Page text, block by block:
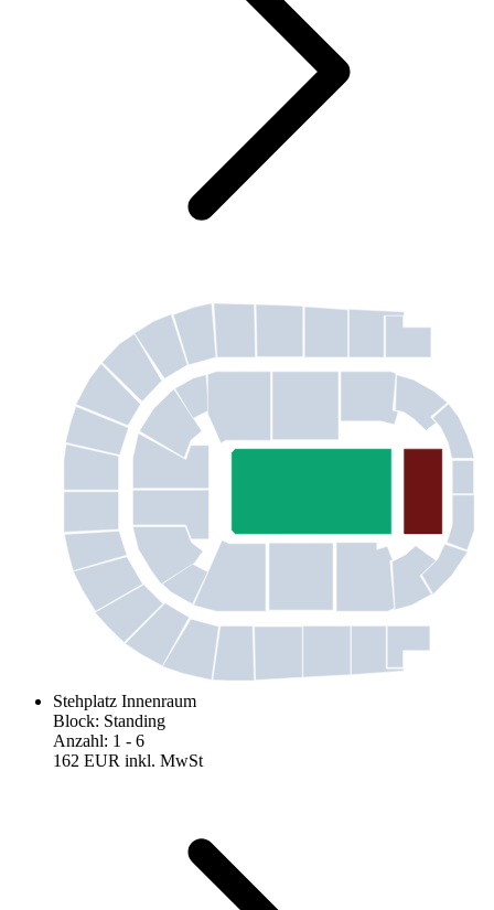
Stehplatz Innenraum
Block: Standing
Anzahl: 1 - 6
162 EUR inkl. MwSt